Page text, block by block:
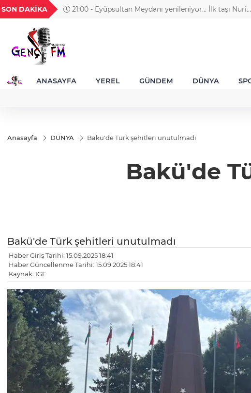
SON DAKİKA
21:00 - Eyüpsultan Meydanı yenileniyor... İlk taşı Nuri
18,2677
TND
16,3788
BGN
27,9743
VND
0,0018
ANASAYFA YEREL GÜNDEM DÜNYA
Anasayfa DÜNYA Bakü'de Türk şehitleri unutulmadı
Bakü'de
Bakü'de Türk şehitleri unutulmadı
Haber Giriş Tarihi: 15.09.2025 18:41
Haber Güncellenme Tarihi: 15.09.2025 18:41
Kaynak: IGF